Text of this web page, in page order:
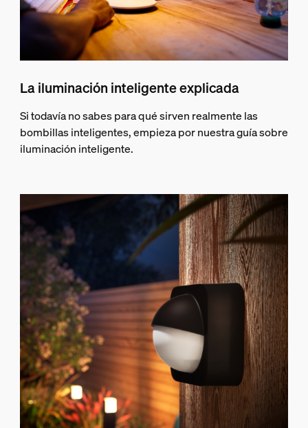
La iluminación inteligente explicada
Si todavía no sabes para qué sirven realmente las
bombillas inteligentes, empieza por nuestra guía sobre
iluminación inteligente.